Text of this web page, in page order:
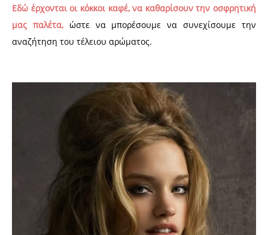
Εδώ έρχονται οι κόκκοι καφέ, να καθαρίσουν την οσφρητική
μας παλέτα, ώστε να μπορέσουμε να συνεχίσουμε την
αναζήτηση του τέλειου αρώματος.